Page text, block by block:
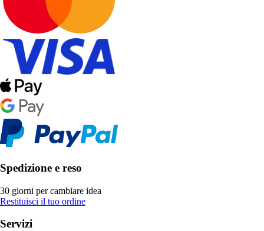
Spedizione e reso
30 giorni per cambiare idea
Restituisci il tuo ordine
Servizi